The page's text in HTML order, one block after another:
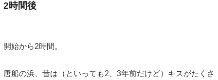
2時間後
開始から2時間。
唐船の浜、昔は（といっても2、3年前だけど）キスがたくさ